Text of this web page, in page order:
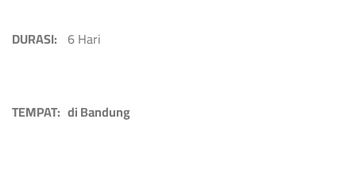
DURASI: 6 Hari
TEMPAT: di Bandung